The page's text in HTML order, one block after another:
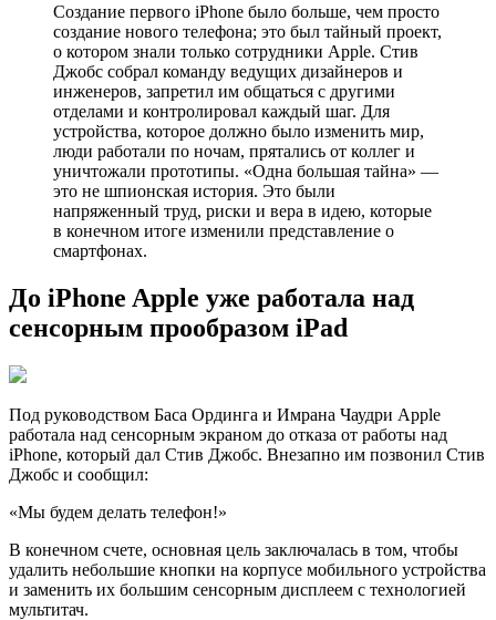
Создание первого iPhone было больше, чем просто
создание нового телефона; это был тайный проект,
о котором знали только сотрудники Apple. Стив
Джобс собрал команду ведущих дизайнеров и
инженеров, запретил им общаться с другими
отделами и контролировал каждый шаг. Для
устройства, которое должно было изменить мир,
люди работали по ночам, прятались от коллег и
уничтожали прототипы. «Одна большая тайна» —
это не шпионская история. Это были
напряженный труд, риски и вера в идею, которые
в конечном итоге изменили представление о
смартфонах.
До iPhone Apple уже работала над
сенсорным прообразом iPad
Под руководством Баса Ординга и Имрана Чаудри Apple
работала над сенсорным экраном до отказа от работы над
iPhone, который дал Стив Джобс. Внезапно им позвонил Стив
Джобс и сообщил:
«Мы будем делать телефон!»
В конечном счете, основная цель заключалась в том, чтобы
удалить небольшие кнопки на корпусе мобильного устройства
и заменить их большим сенсорным дисплеем с технологией
мультитач.